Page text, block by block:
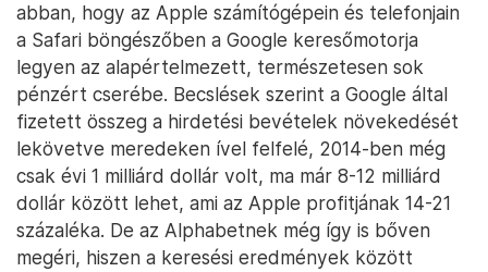
abban, hogy az Apple számítógépein és telefonjain
a Safari böngészőben a Google keresőmotorja
legyen az alapértelmezett, természetesen sok
pénzért cserébe. Becslések szerint a Google által
fizetett összeg a hirdetési bevételek növekedését
lekövetve meredeken ível felfelé, 2014-ben még
csak évi 1 milliárd dollár volt, ma már 8-12 milliárd
dollár között lehet, ami az Apple profitjának 14-21
százaléka. De az Alphabetnek még így is bőven
megéri, hiszen a keresési eredmények között